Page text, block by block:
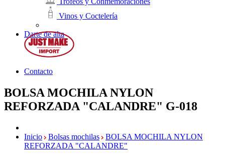
Vinos y Coctelería
Darte de alta
Contacto
BOLSA MOCHILA NYLON
REFORZADA "CALANDRE" G-018
Inicio Bolsas mochilas
BOLSA MOCHILA NYLON
REFORZADA "CALANDRE"